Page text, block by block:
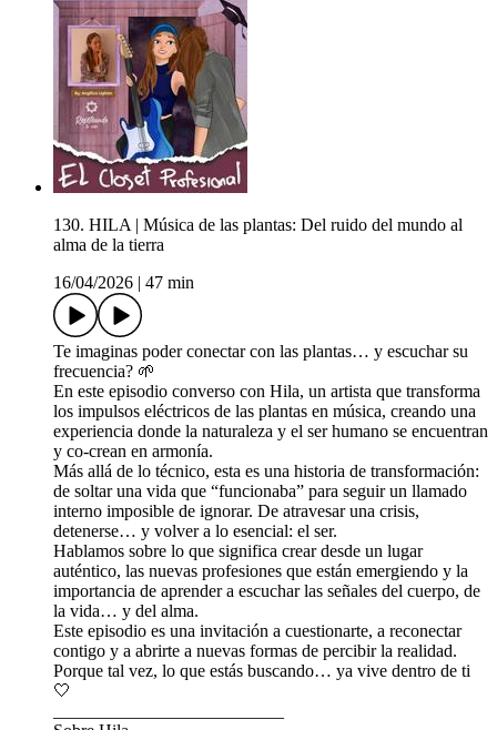
130. HILA | Música de las plantas: Del ruido del mundo al
alma de la tierra
16/04/2026
47 min
Te imaginas poder conectar con las plantas… y escuchar su
frecuencia? 🌱
En este episodio converso con Hila, un artista que transforma
los impulsos eléctricos de las plantas en música, creando una
experiencia donde la naturaleza y el ser humano se encuentran
y co-crean en armonía.
Más allá de lo técnico, esta es una historia de transformación:
de soltar una vida que “funcionaba” para seguir un llamado
interno imposible de ignorar. De atravesar una crisis,
detenerse… y volver a lo esencial: el ser.
Hablamos sobre lo que significa crear desde un lugar
auténtico, las nuevas profesiones que están emergiendo y la
importancia de aprender a escuchar las señales del cuerpo, de
la vida… y del alma.
Este episodio es una invitación a cuestionarte, a reconectar
contigo y a abrirte a nuevas formas de percibir la realidad.
Porque tal vez, lo que estás buscando… ya vive dentro de ti
🤍